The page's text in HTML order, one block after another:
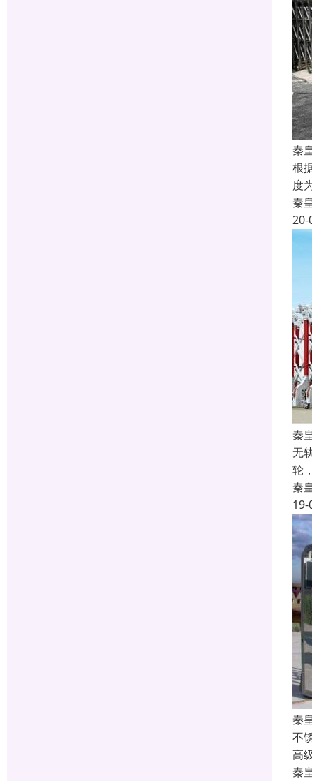
秦
根
度
秦
20-
秦
无
轮
秦
19-
秦
不
高
秦